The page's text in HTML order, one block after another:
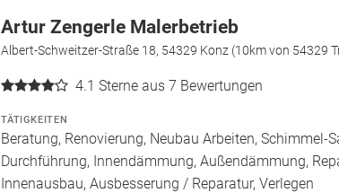
Artur Zengerle Malerbetrieb
Albert-Schweitzer-Straße 18, 54329 Konz (10km von 54329
4.1 Sterne aus 7 Bewertungen
TÄTIGKEITEN
Beratung, Renovierung, Neubau Arbeiten,
Durchführung, Innendämmung, Außendämmung,
Innenausbau, Ausbesserung / Reparatur, Verlegen